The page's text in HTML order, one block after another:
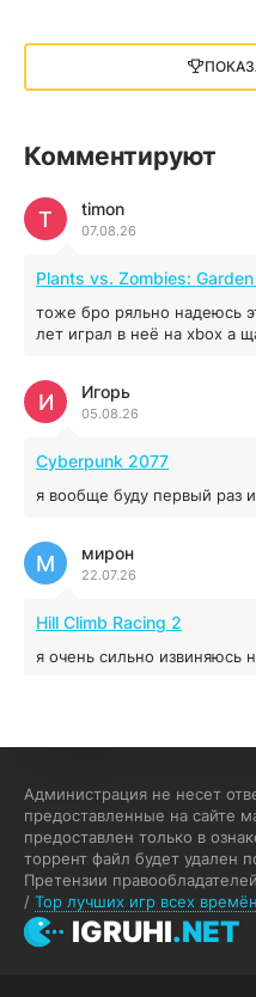
13 ГБ 2025
illWill
04.12.2025
MAFIA: THE
44.98 ГБ 2025
04.12.2025
Red Chaos -
04.12.2025
16.95 ГБ
04.12.2025
Комментируют
timon
07.08.26
T
Plants vs. Zombies:
тоже бро ряльно надеюсь
лет играл в неё на xbox а
Игорь
05.08.26
И
Cyberpunk 2077
я вообще буду первый раз
мирон
22.07.26
М
Hill Climb Racing 2
я очень сильно извиняюсь
если эта для пс а не для
на пк !!!!! Сука ебланойды
блять на пк с
мозг блять последней
Fannie
13.07.26
F IGRUHI.NET
Администрация не несет
предоставленные на сайте
предоставлен только в
торрент файл будет удален
Претензии
/ Top лучших игр всех времён